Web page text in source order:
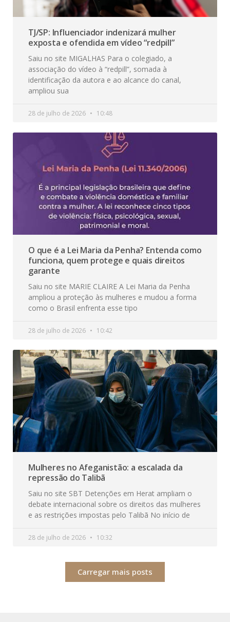
TJ/SP: Influenciador indenizará mulher
exposta e ofendida em vídeo “redpill”
Saiu no site MIGALHAS Para o colegiado, a
associação do vídeo à “redpill”, somada à
identificação da autora e ao alcance do canal,
ampliou sua
28 de julho de 2026 10:48
O que é a Lei Maria da Penha? Entenda como
funciona, quem protege e quais direitos
garante
Saiu no site MARIE CLAIRE A Lei Maria da Penha
ampliou a proteção às mulheres e mudou a forma
como o Brasil enfrenta esse tipo
28 de julho de 2026 10:42
Mulheres no Afeganistão: a escalada da
repressão do Talibã
Saiu no site SBT Detenções em Herat ampliam o
debate internacional sobre os direitos das mulheres
e as restrições impostas pelo Talibã No início de
28 de julho de 2026 10:32
Carregar mais posts